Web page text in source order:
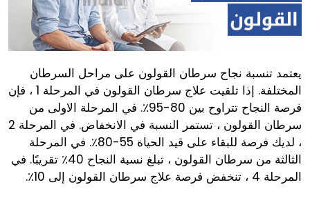
يعتمد تنسبة نجاح سرطان القولون على مراحل السرطان
المختلفة. إذا تلقيت علاج سرطان القولون في المرحلة 1 ، فإن
فرصة النجاح تتراوح بين 80-95٪. في المرحلة الاولى من
سرطان القولون ، تستمر النسبة في الانخفاض. في المرحلة 2
، لديك فرصة للبقاء على قيد الحياة 55-80٪. في المرحلة
الثالثة من سرطان القولون ، تبلغ نسبة النجاح 40٪ تقريبًا. في
المرحلة 4 ، تنخفض فرصة علاج سرطان القولون إلى 10٪.